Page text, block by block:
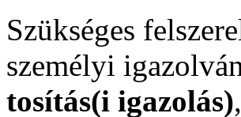
Szükséges
személyi
tosítás(i igazolás)